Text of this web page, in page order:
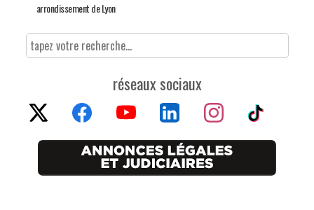
arrondissement de Lyon
réseaux sociaux